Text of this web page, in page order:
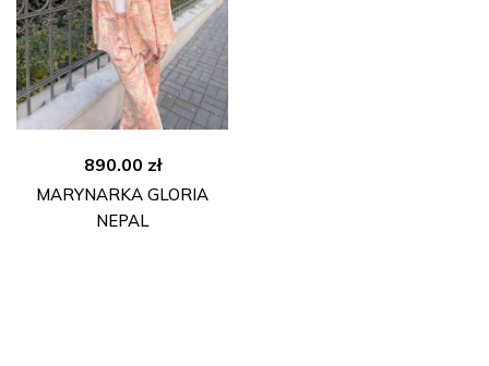
890.00 zł
MARYNARKA GLORIA
NEPAL